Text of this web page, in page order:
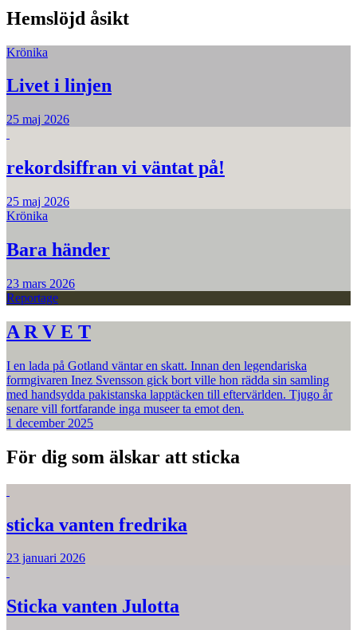
Hemslöjd åsikt
Krönika
Livet i linjen
25 maj 2026
rekordsiffran vi väntat på!
25 maj 2026
Krönika
Bara händer
23 mars 2026
Reportage
A R V E T
I en lada på Gotland väntar en skatt. Innan den legendariska
formgivaren Inez Svensson gick bort ville hon rädda sin samling
med handsydda pakistanska lapptäcken till eftervärlden. Tjugo år
senare vill fortfarande inga museer ta emot den.
1 december 2025
För dig som älskar att sticka
sticka vanten fredrika
23 januari 2026
Sticka vanten Julotta